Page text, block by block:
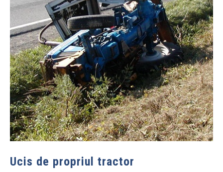
Ucis de propriul tractor